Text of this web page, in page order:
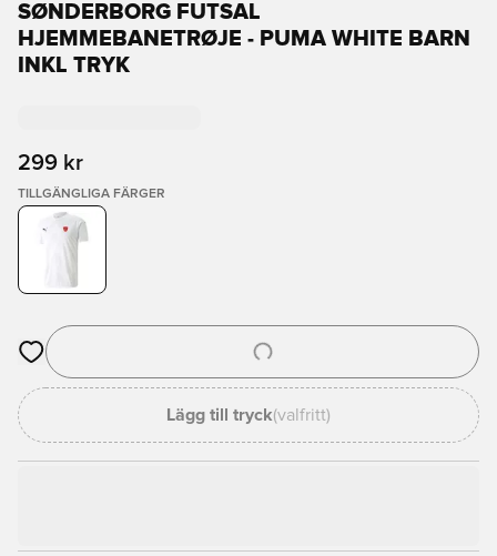
SØNDERBORG FUTSAL
HJEMMEBANETRØJE - PUMA WHITE BARN
INKL TRYK
299 kr
TILLGÄNGLIGA FÄRGER
Öppnar en Modal för att logga in eller registrera dig som
Lägg till tryck(valfritt)